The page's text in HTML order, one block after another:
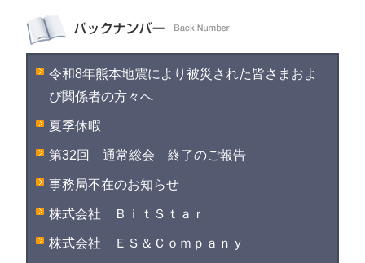
令和8年熊本地震により被災された皆さまおよ
び関係者の方々へ
夏季休暇
第32回 通常総会 終了のご報告
事務局不在のお知らせ
株式会社 ＢｉｔＳｔａｒ
株式会社 ＥＳ＆Ｃｏｍｐａｎｙ